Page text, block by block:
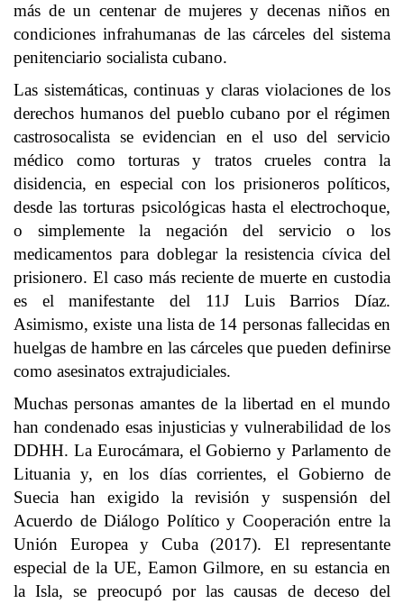
más de un centenar de mujeres y decenas niños en
condiciones infrahumanas de las cárceles del sistema
penitenciario socialista cubano.
Las sistemáticas, continuas y claras violaciones de los
derechos humanos del pueblo cubano por el régimen
castrosocalista se evidencian en el uso del servicio
médico como torturas y tratos crueles contra la
disidencia, en especial con los prisioneros políticos,
desde las torturas psicológicas hasta el electrochoque,
o simplemente la negación del servicio o los
medicamentos para doblegar la resistencia cívica del
prisionero. El caso más reciente de muerte en custodia
es el manifestante del 11J Luis Barrios Díaz.
Asimismo, existe una lista de 14 personas fallecidas en
huelgas de hambre en las cárceles que pueden definirse
como asesinatos extrajudiciales.
Muchas personas amantes de la libertad en el mundo
han condenado esas injusticias y vulnerabilidad de los
DDHH. La Eurocámara, el Gobierno y Parlamento de
Lituania y, en los días corrientes, el Gobierno de
Suecia han exigido la revisión y suspensión del
Acuerdo de Diálogo Político y Cooperación entre la
Unión Europea y Cuba (2017). El representante
especial de la UE, Eamon Gilmore, en su estancia en
la Isla, se preocupó por las causas de deceso del